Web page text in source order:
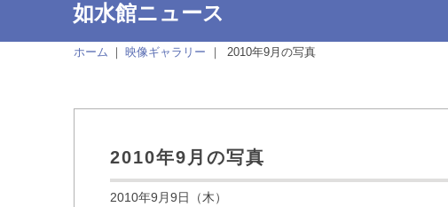
如水館ニュース
ホーム 映像ギャラリー 2010年9月の写真
2010年9月の写真
2010年9月9日（木）